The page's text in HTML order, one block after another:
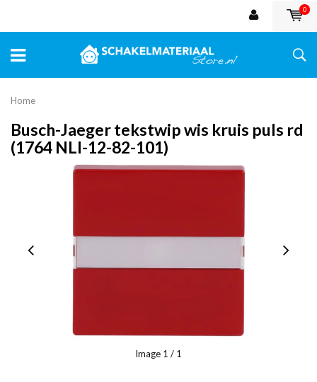
0
Home
Busch-Jaeger tekstwip wis kruis puls rd
(1764 NLI-12-82-101)
Image 1 / 1